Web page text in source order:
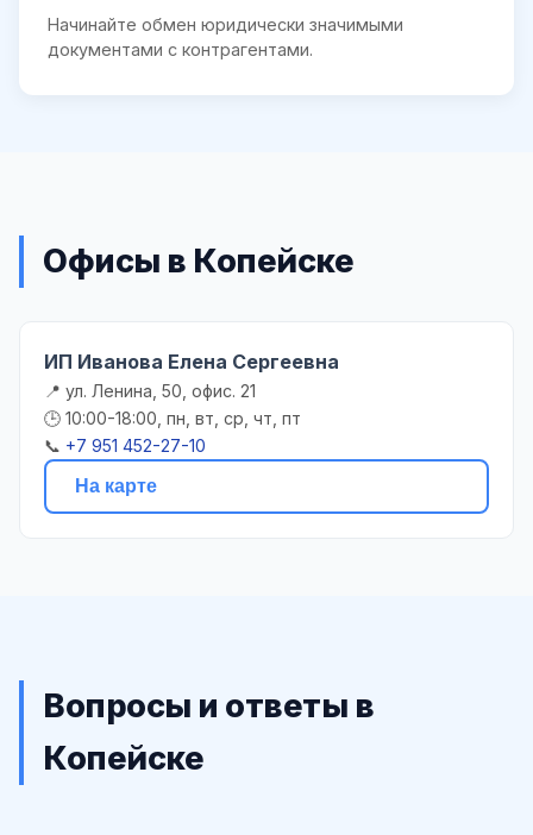
Начинайте обмен юридически значимыми
документами с контрагентами.
Офисы в Копейске
ИП Иванова Елена Сергеевна
📍 ул. Ленина, 50, офис. 21
🕒 10:00-18:00, пн, вт, ср, чт, пт
📞 +7 951 452-27-10
На карте
Вопросы и ответы в
Копейске